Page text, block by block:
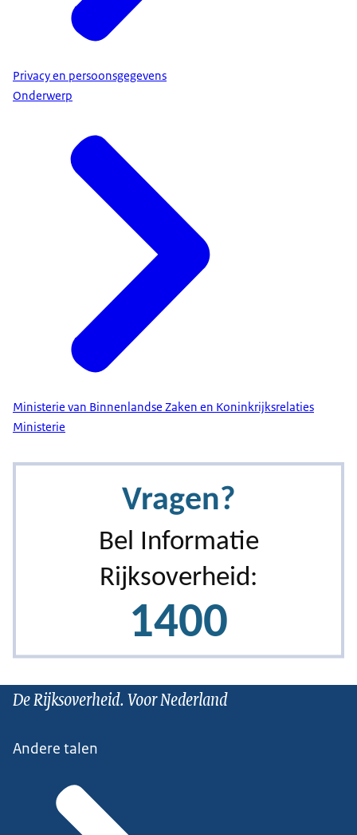
Privacy en persoonsgegevens
Onderwerp
Ministerie van Binnenlandse Zaken en Koninkrijksrelaties
Ministerie
De Rijksoverheid. Voor Nederland
Andere talen